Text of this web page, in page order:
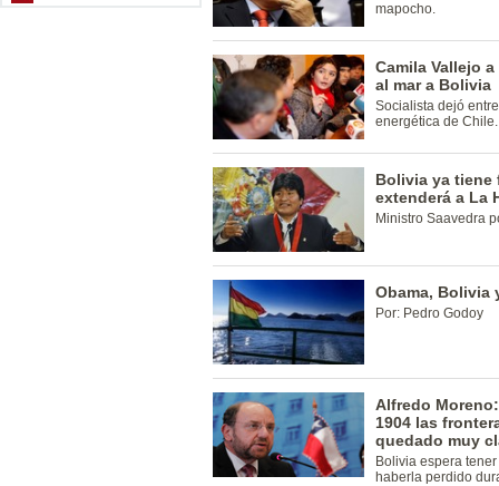
mapocho.
Camila Vallejo
al mar a Bolivia
Socialista dejó
energética de Chile.
Bolivia ya tiene
extenderá a La
Ministro Saavedra
Obama, Bolivia
Por: Pedro Godoy
Alfredo
1904 las
quedado muy
Bolivia espera
haberla perdido